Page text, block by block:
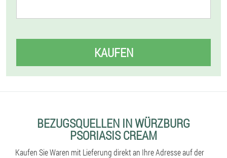
KAUFEN
BEZUGSQUELLEN IN WÜRZBURG
PSORIASIS CREAM
Kaufen Sie Waren mit Lieferung direkt an Ihre Adresse auf der